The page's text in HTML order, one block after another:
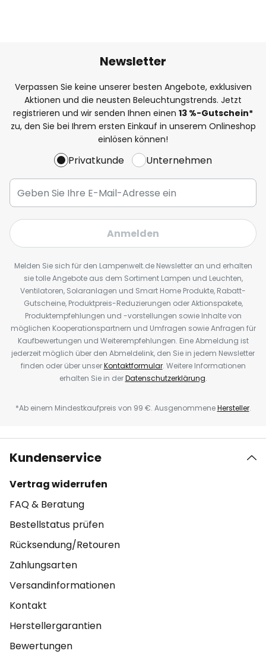
Newsletter
Verpassen Sie keine unserer besten Angebote, exklusiven
Aktionen und die neusten Beleuchtungstrends. Jetzt
registrieren und wir senden Ihnen einen 13 %-Gutschein*
zu, den Sie bei Ihrem ersten Einkauf in unserem Onlineshop
einlösen können!
Privatkunde Unternehmen
Anmelden
Melden Sie sich für den Lampenwelt.de Newsletter an und erhalten
sie tolle Angebote aus dem Sortiment Lampen und Leuchten,
Ventilatoren, Solaranlagen und Smart Home Produkte, Rabatt-
Gutscheine, Produktpreis-Reduzierungen oder Aktionspakete,
Produktempfehlungen und -vorstellungen sowie Inhalte von
möglichen Kooperationspartnern und Umfragen sowie Anfragen für
Kaufbewertungen und Weiterempfehlungen. Eine Abmeldung ist
jederzeit möglich über den Abmeldelink, den Sie in jedem Newsletter
finden oder über unserKontaktformular. Weitere Informationen
erhalten Sie in derDatenschutzerklärung.
*Ab einem Mindestkaufpreis von 99 €. AusgenommeneHersteller.
Kundenservice
Vertrag widerrufen
FAQ & Beratung
Bestellstatus prüfen
Rücksendung/Retouren
Zahlungsarten
Versandinformationen
Kontakt
Herstellergarantien
Bewertungen